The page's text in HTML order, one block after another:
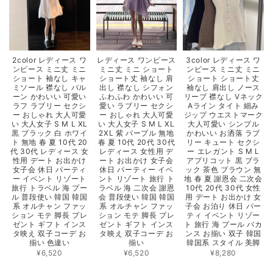
2color レディース ワ
ンピース ミニ丈 ミニ
ショート 袖なし キャ
ミソール 襟なし バル
ーン かわいい 可愛い
ラフ ラブリー セクシ
ー おしゃれ 大人可愛
い 大人女子 S M L XL
黒 ブラック 白 ホワイ
ト 無地 春 夏 10代 20
代 30代 レディース 女
性用 デート お出かけ
女子会 休日 パーティ
ー イベント リゾート
旅行 トラベル 海 プー
ル 普段使い 韓国 韓国
系 オルチャン ファッ
ション モテ 脚長 プレ
ゼント ギフト インス
タ映え 双子コーデ お
揃い 色違い
¥6,520
レディース ワンピース
ミニ丈 ミニ ショート
ショート丈 袖なし 肩
出し 襟なし シフォン
ふわふわ かわいい 可
愛い ラブリー セクシ
ー おしゃれ 大人可愛
い 大人女子 S M L XL
2XL 紫 パープル 無地
春 夏 10代 20代 30代
レディース 女性用 デ
ート お出かけ 女子会
休日 パーティー イベ
ント リゾート 旅行 ト
ラベル 海 二次会 謝恩
会 普段使い 韓国 韓国
系 オルチャン ファッ
ション モテ 脚長 プレ
ゼント ギフト インス
タ映え 双子コーデ お
揃い
¥6,520
3color レディース ワ
ンピース ミニ丈 ミニ
ショート ショート丈
袖なし 肩出し ノース
リーブ 襟なし Vネック
Aライン タイト 細み
ジップ ウエストマーク
大人可愛い シンプル
かわいい お洒落 ラブ
リー キュート セクシ
ー エレガント S M L
アプリコット 黒 ブラ
ック 茶色 ブラウン 無
地 春 夏 謝恩会 二次会
10代 20代 30代 女性
用 デート お出かけ 女
子会 お泊り 休日 パー
ティ イベント リゾー
ト 旅行 海 プール バカ
ンス お揃い 双子 韓国
韓国系 スタイル 美脚
¥8,280